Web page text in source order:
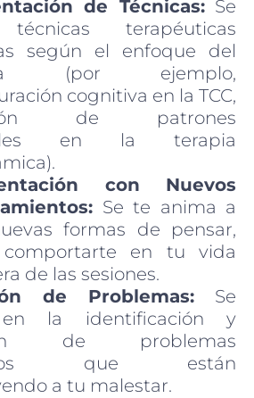
de Técnicas:Se
terapéuticas
según el enfoque del
(por ejemplo,
cognitiva en la TCC,
de patrones
en la terapia
con Nuevos
Se te anima a
formas de pensar,
en tu vida
de las sesiones.
de Problemas: Se
la identificación y
de problemas
que están
a tu malestar.